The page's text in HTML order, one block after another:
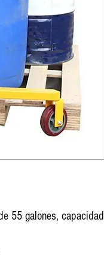
55 galones, capacidad